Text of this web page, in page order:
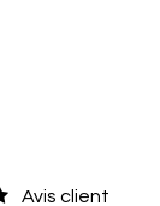
Avis client